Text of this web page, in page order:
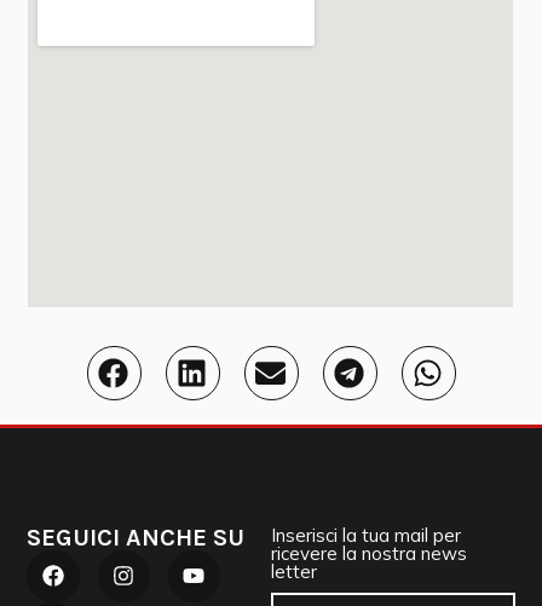
SEGUICI ANCHE SU Inserisci la tua mail per
ricevere la nostra news
letter